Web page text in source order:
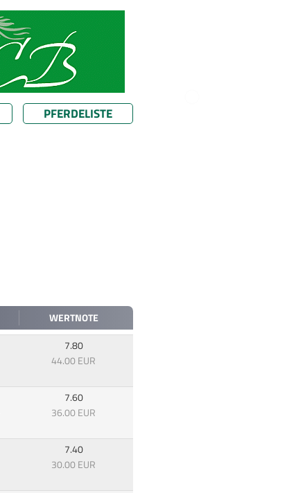
PFERDELISTE
WERTNOTE
7.80
44.00 EUR
7.60
36.00 EUR
7.40
30.00 EUR